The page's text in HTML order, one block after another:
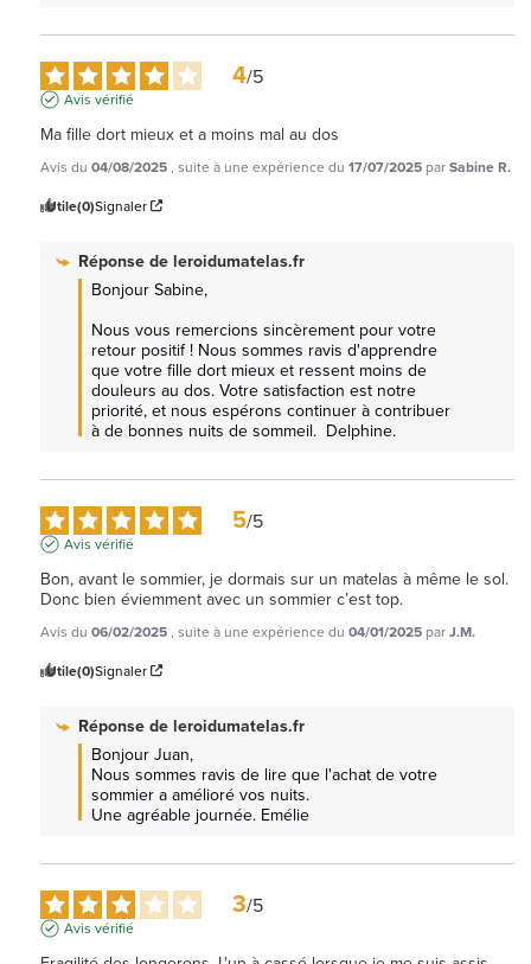
4/5
Avis vérifié
Ma fille dort mieux et a moins mal au dos
Avis du 04/08/2025, suite à une expérience du 17/07/2025 parSabine R.
Utile(0)Signaler
Réponse deleroidumatelas.fr
Bonjour Sabine,
Nous vous remercions sincèrement pour votre
retour positif ! Nous sommes ravis d'apprendre
que votre fille dort mieux et ressent moins de
douleurs au dos. Votre satisfaction est notre
priorité, et nous espérons continuer à contribuer
à de bonnes nuits de sommeil.  Delphine.
5/5
Avis vérifié
Bon, avant le sommier, je dormais sur un matelas à même le sol.
Donc bien éviemment avec un sommier c’est top.
Avis du 06/02/2025, suite à une expérience du 04/01/2025 parJ.M.
Utile(0)Signaler
Réponse deleroidumatelas.fr
Bonjour Juan,
Nous sommes ravis de lire que l'achat de votre
sommier a amélioré vos nuits.
Une agréable journée. Emélie
3/5
Avis vérifié